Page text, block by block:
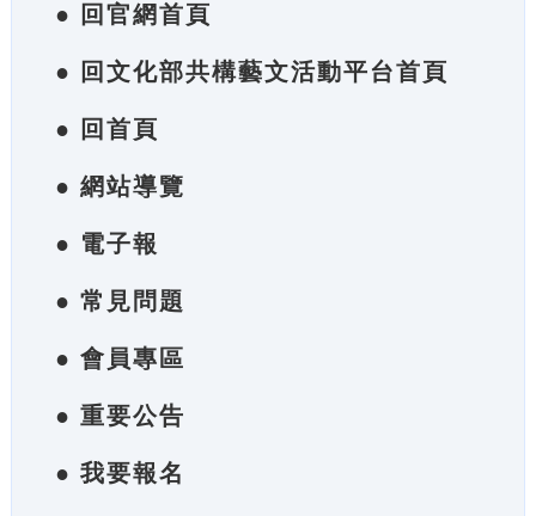
● 回官網首頁
● 回文化部共構藝文活動平台首頁
● 回首頁
● 網站導覽
● 電子報
● 常見問題
● 會員專區
● 重要公告
● 我要報名